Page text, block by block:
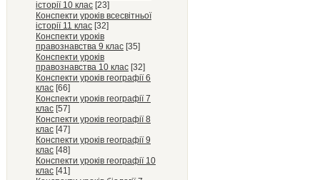
історії 10 клас [23]
Конспекти уроків всесвітньої
історії 11 клас [32]
Конспекти уроків
правознавства 9 клас [35]
Конспекти уроків
правознавства 10 клас [32]
Конспекти уроків географії 6
клас [66]
Конспекти уроків географії 7
клас [57]
Конспекти уроків географії 8
клас [47]
Конспекти уроків географії 9
клас [48]
Конспекти уроків географії 10
клас [41]